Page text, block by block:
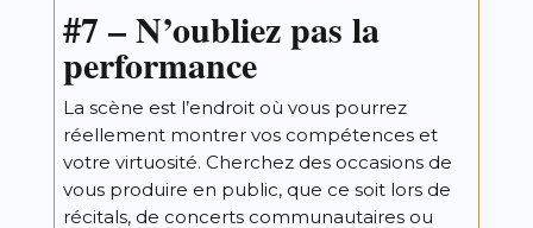
#7 – N’oubliez pas la
performance
La scène est l’endroit où vous pourrez
réellement montrer vos compétences et
votre virtuosité. Cherchez des occasions de
vous produire en public, que ce soit lors de
récitals, de concerts communautaires ou